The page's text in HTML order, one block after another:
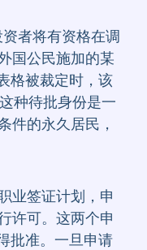
者将有资格在调
国公民施加的某
格被裁定时，该
种待批身份是一
件的永久居民，
业签证计划，申
许可。这两个申
批准。一旦申请